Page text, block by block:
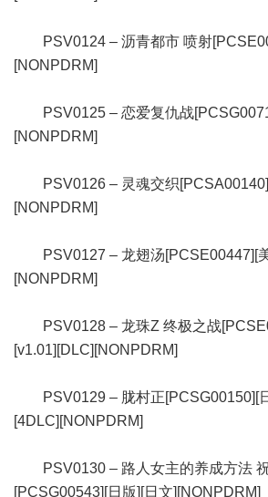
PSV0124 – 沥青都市 喷射
[NONPDRM]
PSV0125 – 恋爱复仇战
[NONPDRM]
PSV0126 – 灵魂交织[PCSA00140][
[NONPDRM]
PSV0127 – 龙翅汤[PCSE00447][
[NONPDRM]
PSV0128 – 龙珠Z 终极之战
[v1.01][DLC][NONPDRM]
PSV0129 – 胧村正[PCSG00150][
[4DLC][NONPDRM]
PSV0130 – 路人女主的养成方法
[PCSG00543][日版][日文][NONPDRM]